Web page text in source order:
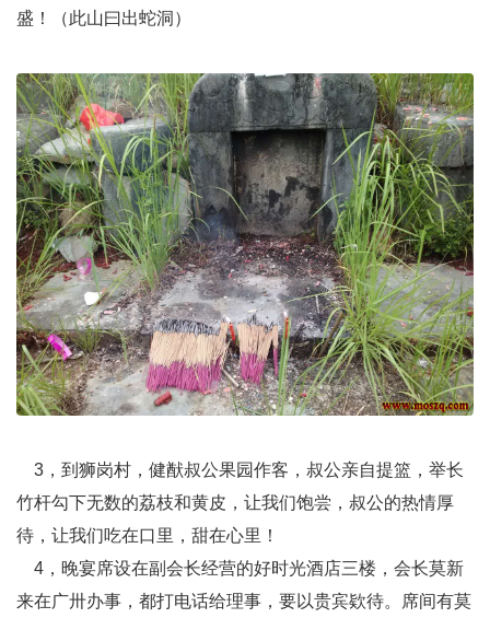
盛！（此山曰出蛇洞）
3，到狮岗村，健猷叔公果园作客，叔公亲自提篮，举长
竹杆勾下无数的荔枝和黄皮，让我们饱尝，叔公的热情厚
待，让我们吃在口里，甜在心里！
4，晚宴席设在副会长经营的好时光酒店三楼，会长莫新
来在广卅办事，都打电话给理事，要以贵宾欵待。席间有莫